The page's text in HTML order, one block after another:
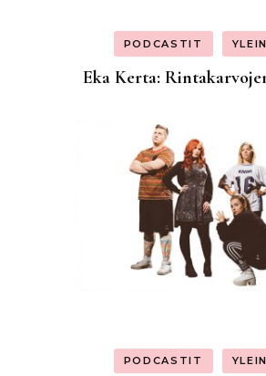
PODCASTIT
Eka Kerta:
PODCASTIT